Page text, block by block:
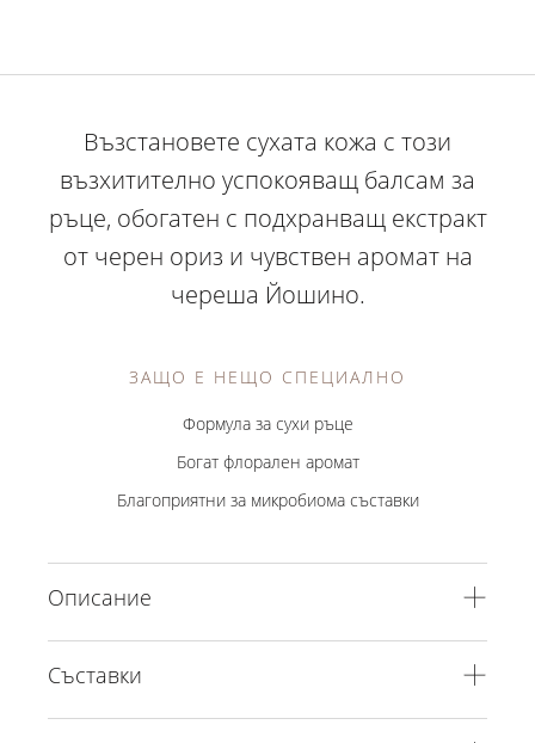
Възстановете сухата кожа с този
възхитително успокояващ балсам за
ръце, обогатен с подхранващ екстракт
от черен ориз и чувствен аромат на
череша Йошино.
ЗАЩО Е НЕЩО СПЕЦИАЛНО
Формула за сухи ръце
Богат флорален аромат
Благоприятни за микробиома съставки
Описание
Съставки